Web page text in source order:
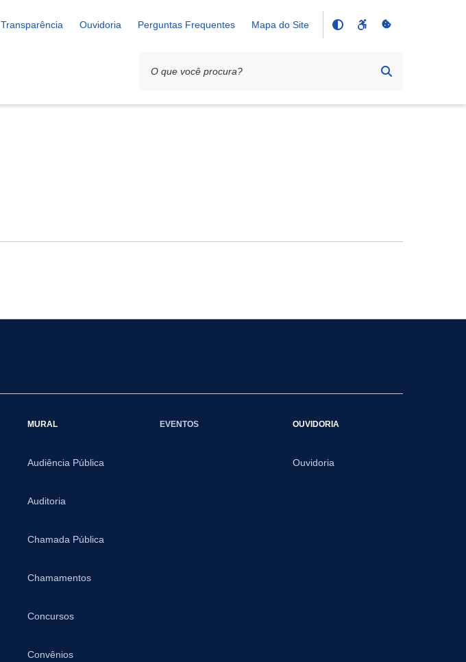
Transparência Ouvidoria Perguntas Frequentes Mapa do Site
MURAL
Audiência Pública
Auditoria
Chamada Pública
Chamamentos
Concursos
Convênios
EVENTOS OUVIDORIA
Ouvidoria